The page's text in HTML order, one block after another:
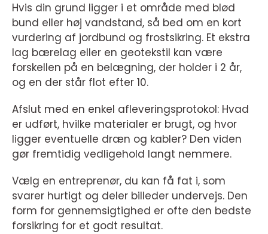
Hvis din grund ligger i et område med blød
bund eller høj vandstand, så bed om en kort
vurdering af jordbund og frostsikring. Et ekstra
lag bærelag eller en geotekstil kan være
forskellen på en belægning, der holder i 2 år,
og en der står flot efter 10.
Afslut med en enkel afleveringsprotokol: Hvad
er udført, hvilke materialer er brugt, og hvor
ligger eventuelle dræn og kabler? Den viden
gør fremtidig vedligehold langt nemmere.
Vælg en entreprenør, du kan få fat i, som
svarer hurtigt og deler billeder undervejs. Den
form for gennemsigtighed er ofte den bedste
forsikring for et godt resultat.